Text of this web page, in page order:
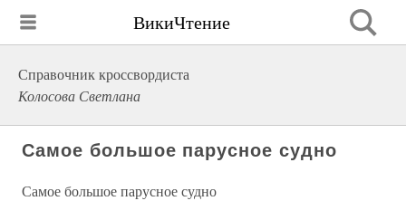
ВикиЧтение
Справочник кроссвордиста
Колосова Светлана
Самое большое парусное судно
Самое большое парусное судно